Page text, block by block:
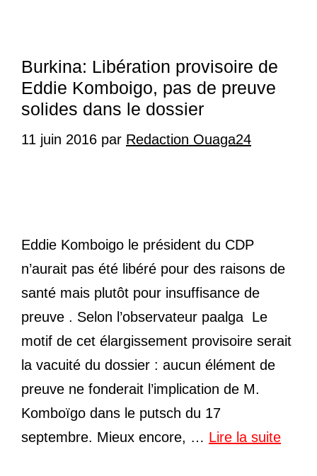
Burkina: Libération provisoire de
Eddie Komboigo, pas de preuve
solides dans le dossier
11 juin 2016 par Redaction Ouaga24
Eddie Komboigo le président du CDP
n’aurait pas été libéré pour des raisons de
santé mais plutôt pour insuffisance de
preuve . Selon l’observateur paalga Le
motif de cet élargissement provisoire serait
la vacuité du dossier : aucun élément de
preuve ne fonderait l’implication de M.
Komboïgo dans le putsch du 17
septembre. Mieux encore, … Lire la suite